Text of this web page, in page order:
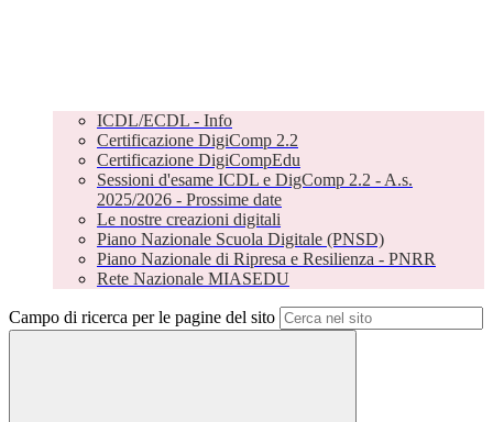
ICDL/ECDL - Info
Certificazione DigiComp 2.2
Certificazione DigiCompEdu
Sessioni d'esame ICDL e DigComp 2.2 - A.s.
2025/2026 - Prossime date
Le nostre creazioni digitali
Piano Nazionale Scuola Digitale (PNSD)
Piano Nazionale di Ripresa e Resilienza - PNRR
Rete Nazionale MIASEDU
Campo di ricerca per le pagine del sito